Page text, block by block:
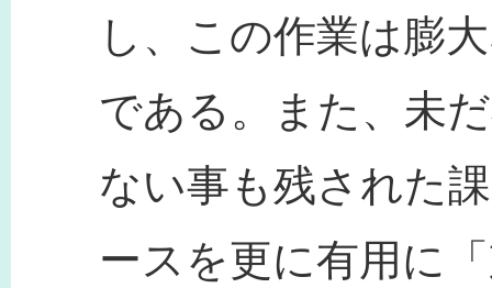
し、この作業は膨
である。また、未
ない事も残された
ースを更に有用に